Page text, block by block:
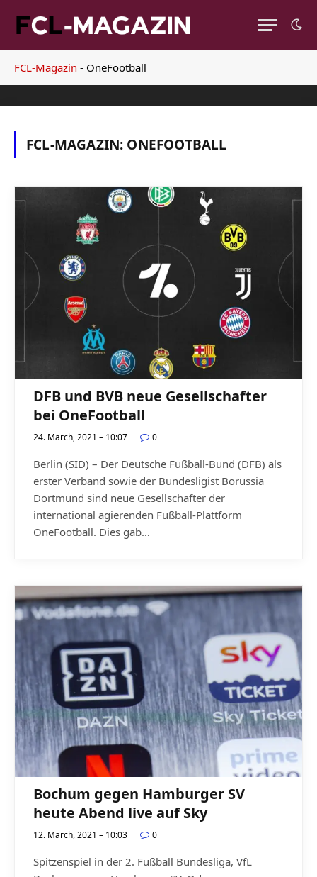
FCL-Magazin - OneFootball
FCL-MAGAZIN: ONEFOOTBALL
DFB und BVB neue Gesellschafter
bei OneFootball
24. March, 2021 – 10:07 0
Berlin (SID) – Der Deutsche Fußball-Bund (DFB) als
erster Verband sowie der Bundesligist Borussia
Dortmund sind neue Gesellschafter der
international agierenden Fußball-Plattform
OneFootball. Dies gab…
Bochum gegen Hamburger SV
heute Abend live auf Sky
12. March, 2021 – 10:03 0
Spitzenspiel in der 2. Fußball Bundesliga, VfL